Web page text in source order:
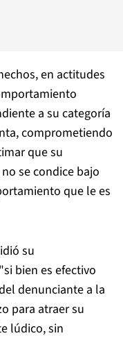
en actitudes
a su categoría
comprometiendo
que su
se condice bajo
que le es
su
bien es efectivo
denunciante a la
para atraer su
lúdico, sin